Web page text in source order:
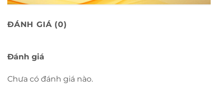
ĐÁNH GIÁ (0)
Đánh giá
Chưa có đánh giá nào.